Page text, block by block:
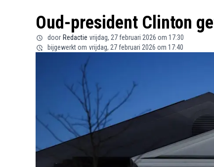
Oud-president Clinton
door Redactie vrijdag, 27 februari 2026 om 17:30
bijgewerkt om vrijdag, 27 februari 2026 om 17:40